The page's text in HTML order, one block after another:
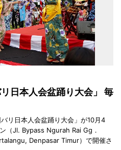
日本人会盆踊り大会」 毎
リ日本人会盆踊り大会」が10月4
（Jl. Bypass Ngurah Rai Gg．
Denpasar Timur）で開催さ